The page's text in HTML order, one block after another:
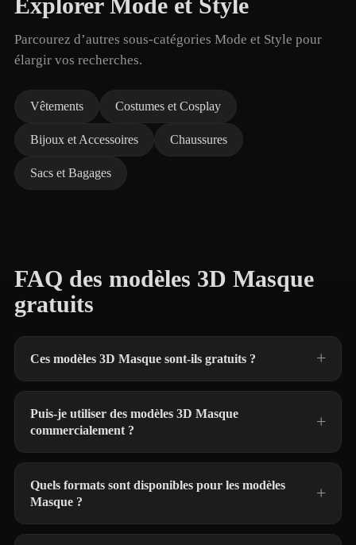
Explorer Mode et Style
Parcourez d’autres sous-catégories Mode et Style pour
élargir vos recherches.
Vêtements Costumes et Cosplay
Bijoux et Accessoires Chaussures
Sacs et Bagages
FAQ des modèles 3D Masque
gratuits
Ces modèles 3D Masque sont-ils gratuits ?
Puis-je utiliser des modèles 3D Masque
commercialement ?
Quels formats sont disponibles pour les modèles
Masque ?